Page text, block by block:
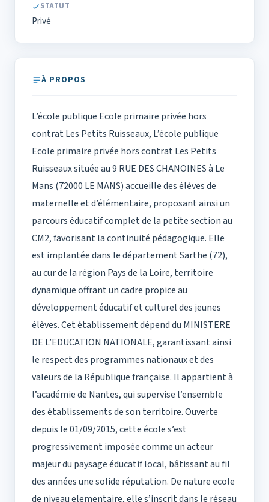
STATUT
Privé
À PROPOS
L’école publique Ecole primaire privée hors
contrat Les Petits Ruisseaux, L’école publique
Ecole primaire privée hors contrat Les Petits
Ruisseaux située au 9 RUE DES CHANOINES à Le
Mans (72000 LE MANS) accueille des élèves de
maternelle et d’élémentaire, proposant ainsi un
parcours éducatif complet de la petite section au
CM2, favorisant la continuité pédagogique. Elle
est implantée dans le département Sarthe (72),
au cur de la région Pays de la Loire, territoire
dynamique offrant un cadre propice au
développement éducatif et culturel des jeunes
élèves. Cet établissement dépend du MINISTERE
DE L’EDUCATION NATIONALE, garantissant ainsi
le respect des programmes nationaux et des
valeurs de la République française. Il appartient à
l’académie de Nantes, qui supervise l’ensemble
des établissements de son territoire. Ouverte
depuis le 01/09/2015, cette école s’est
progressivement imposée comme un acteur
majeur du paysage éducatif local, bâtissant au fil
des années une solide réputation. De nature ecole
de niveau elementaire, elle s’inscrit dans le réseau